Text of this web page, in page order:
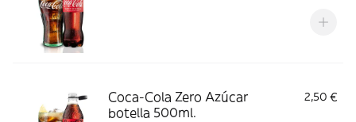
Coca-Cola Zero Azúcar
botella 500ml.
2,50 €